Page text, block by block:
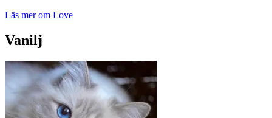
Läs mer om Love
Vanilj